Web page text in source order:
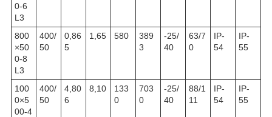
0-6
L3
800
×50
0-8
L3
400/
50
0,86
5
1,65 580
389
3
-25/
40
63/7
0
IP-
54
IP-
55
100
0×5
00-4
400/
50
4,80
6
8,10
133
0
703
0
-25/
40
88/1
11
IP-
54
IP-
55